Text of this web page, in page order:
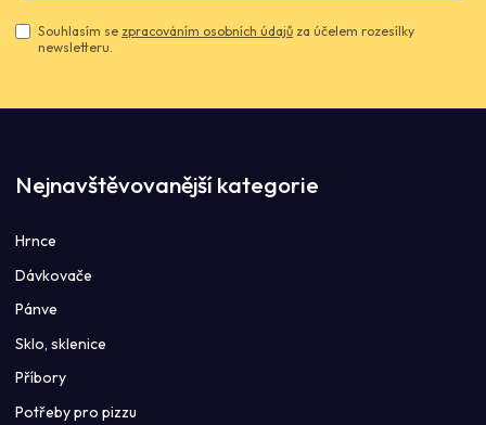
Souhlasím se zpracováním osobních údajů za účelem rozesílky
newsletteru.
Nejnavštěvovanější kategorie
Hrnce
Dávkovače
Pánve
Sklo, sklenice
Příbory
Potřeby pro pizzu